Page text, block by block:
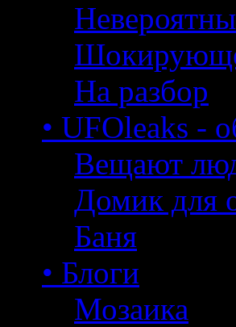
На разбор
• UFOleaks -
Вещают
Домик для
Баня
• Блоги
Мозаика